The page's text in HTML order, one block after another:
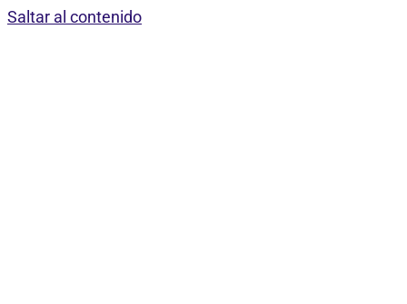
Saltar al contenido